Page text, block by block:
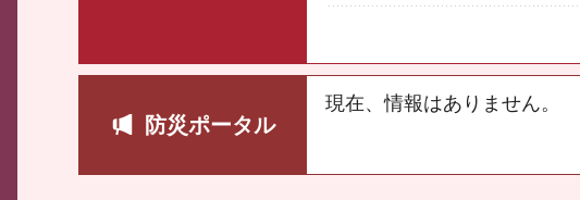
防災ポータル
現在、情報はありません。